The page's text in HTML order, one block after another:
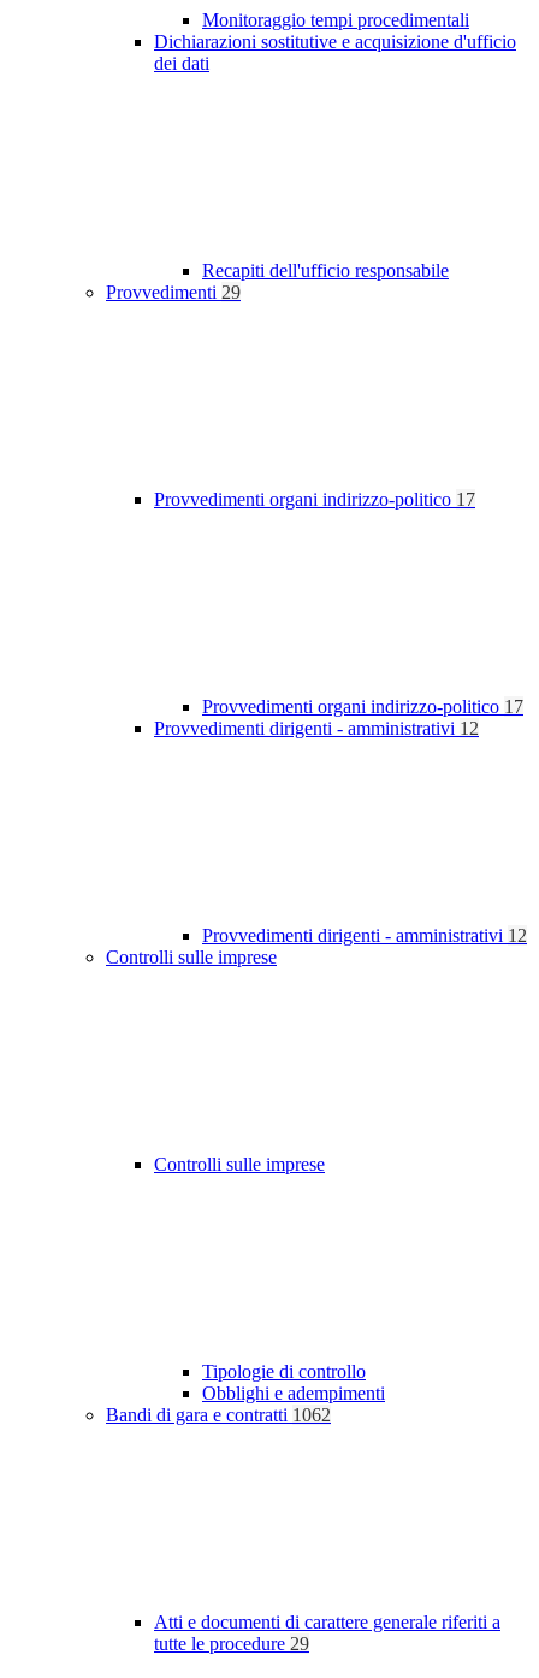
Monitoraggio tempi procedimentali
Dichiarazioni sostitutive e acquisizione d'ufficio
dei dati
Recapiti dell'ufficio responsabile
Provvedimenti 29
Provvedimenti organi indirizzo-politico 17
Provvedimenti organi indirizzo-politico 17
Provvedimenti dirigenti - amministrativi 12
Provvedimenti dirigenti - amministrativi 12
Controlli sulle imprese
Controlli sulle imprese
Tipologie di controllo
Obblighi e adempimenti
Bandi di gara e contratti 1062
Atti e documenti di carattere generale riferiti a
tutte le procedure 29